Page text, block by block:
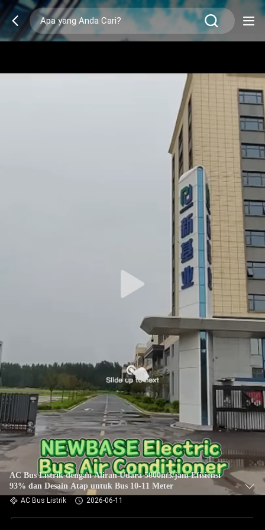
AC Bus Listrik dengan Aliran Udara 5000m3/jam Efisiensi
93% dan Desain Atap untuk Bus 10-11 Meter
AC Bus Listrik 2026-06-11